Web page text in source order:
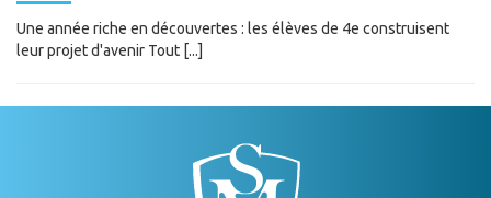
Une année riche en découvertes : les élèves de 4e construisent
leur projet d'avenir Tout [...]